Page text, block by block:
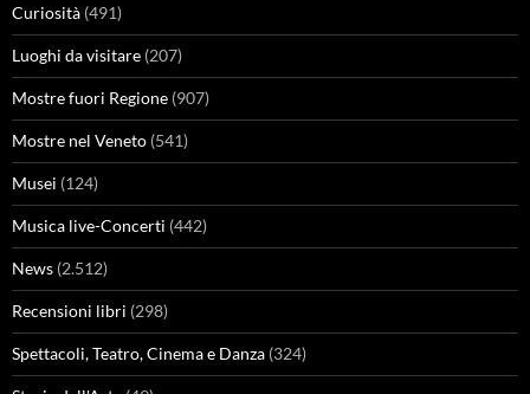
Curiosità (491)
Luoghi da visitare (207)
Mostre fuori Regione (907)
Mostre nel Veneto (541)
Musei (124)
Musica live-Concerti (442)
News (2.512)
Recensioni libri (298)
Spettacoli, Teatro, Cinema e Danza (324)